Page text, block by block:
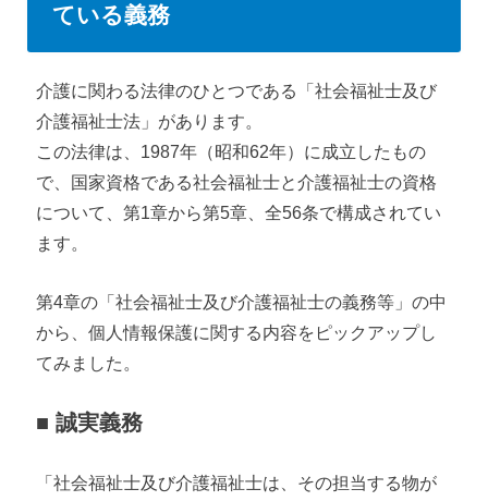
ている義務
介護に関わる法律のひとつである「社会福祉士及び
介護福祉士法」があります。
この法律は、1987年（昭和62年）に成立したもの
で、国家資格である社会福祉士と介護福祉士の資格
について、第1章から第5章、全56条で構成されてい
ます。
第4章の「社会福祉士及び介護福祉士の義務等」の中
から、個人情報保護に関する内容をピックアップし
てみました。
■ 誠実義務
「社会福祉士及び介護福祉士は、その担当する物が